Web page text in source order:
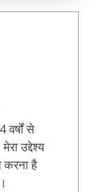
से
उद्देश्य
करना है